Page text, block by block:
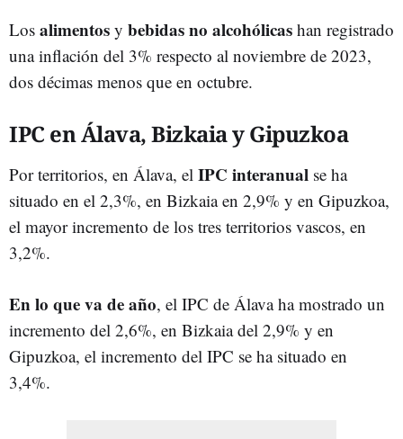
Los alimentos y bebidas no alcohólicas han registrado
una inflación del 3% respecto al noviembre de 2023,
dos décimas menos que en octubre.
IPC en Álava, Bizkaia y Gipuzkoa
Por territorios, en Álava, el IPC interanual se ha
situado en el 2,3%, en Bizkaia en 2,9% y en Gipuzkoa,
el mayor incremento de los tres territorios vascos, en
3,2%.
En lo que va de año, el IPC de Álava ha mostrado un
incremento del 2,6%, en Bizkaia del 2,9% y en
Gipuzkoa, el incremento del IPC se ha situado en
3,4%.